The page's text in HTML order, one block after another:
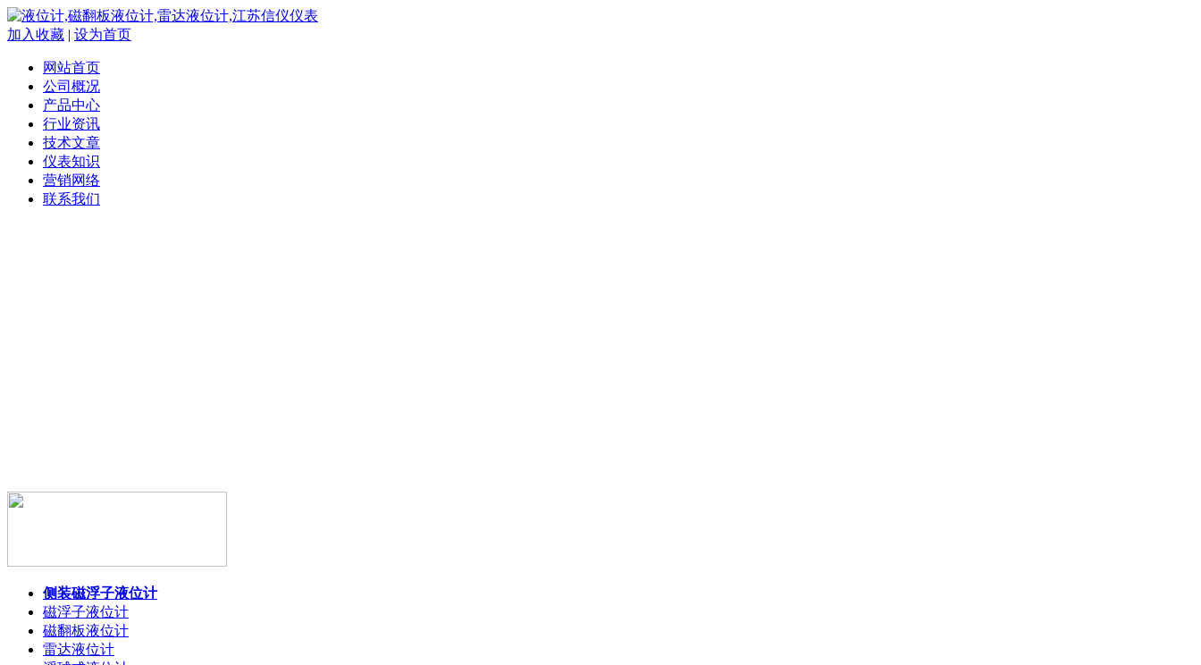
加入收藏 | 设为首页
网站首页
公司概况
产品中心
行业资讯
技术文章
仪表知识
营销网络
联系我们
侧装磁浮子液位计
磁浮子液位计
磁翻板液位计
雷达液位计